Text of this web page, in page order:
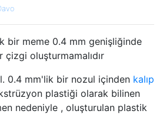
bir meme 0.4 mm genişliğinde
çizgi oluşturmamalıdır
0.4 mm'lik bir nozul içinden kalıp
plastiği olarak bilinen
nedeniyle , oluşturulan plastik